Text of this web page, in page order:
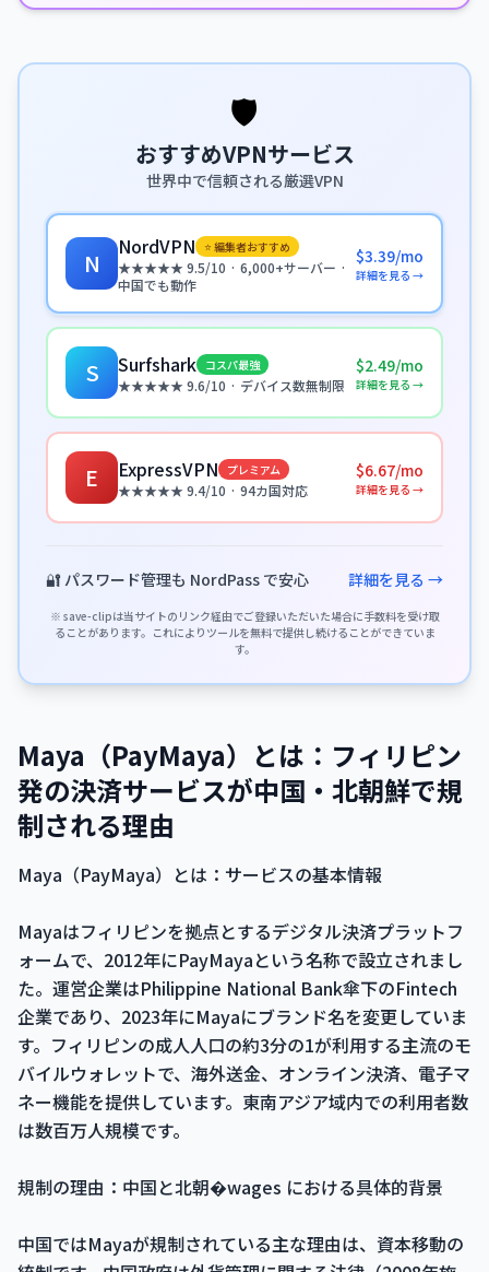
🛡️
おすすめVPNサービス
世界中で信頼される厳選VPN
N
NordVPN ⭐ 編集者おすすめ
★★★★★ 9.5/10 · 6,000+サーバー ·
中国でも動作
$3.39/mo
詳細を見る →
S Surfshark コスパ最強
★★★★★ 9.6/10 · デバイス数無制限
$2.49/mo
詳細を見る →
E ExpressVPN プレミアム
★★★★★ 9.4/10 · 94カ国対応
$6.67/mo
詳細を見る →
🔐 パスワード管理も NordPass で安心 詳細を見る →
※ save-clipは当サイトのリンク経由でご登録いただいた場合に手数料を受け取
ることがあります。これによりツールを無料で提供し続けることができていま
す。
Maya（PayMaya）とは：フィリピン
発の決済サービスが中国・北朝鮮で規
制される理由
Maya（PayMaya）とは：サービスの基本情報
Mayaはフィリピンを拠点とするデジタル決済プラットフ
ォームで、2012年にPayMayaという名称で設立されまし
た。運営企業はPhilippine National Bank傘下のFintech
企業であり、2023年にMayaにブランド名を変更していま
す。フィリピンの成人人口の約3分の1が利用する主流のモ
バイルウォレットで、海外送金、オンライン決済、電子マ
ネー機能を提供しています。東南アジア域内での利用者数
は数百万人規模です。
規制の理由：中国と北朝�wages における具体的背景
中国ではMayaが規制されている主な理由は、資本移動の